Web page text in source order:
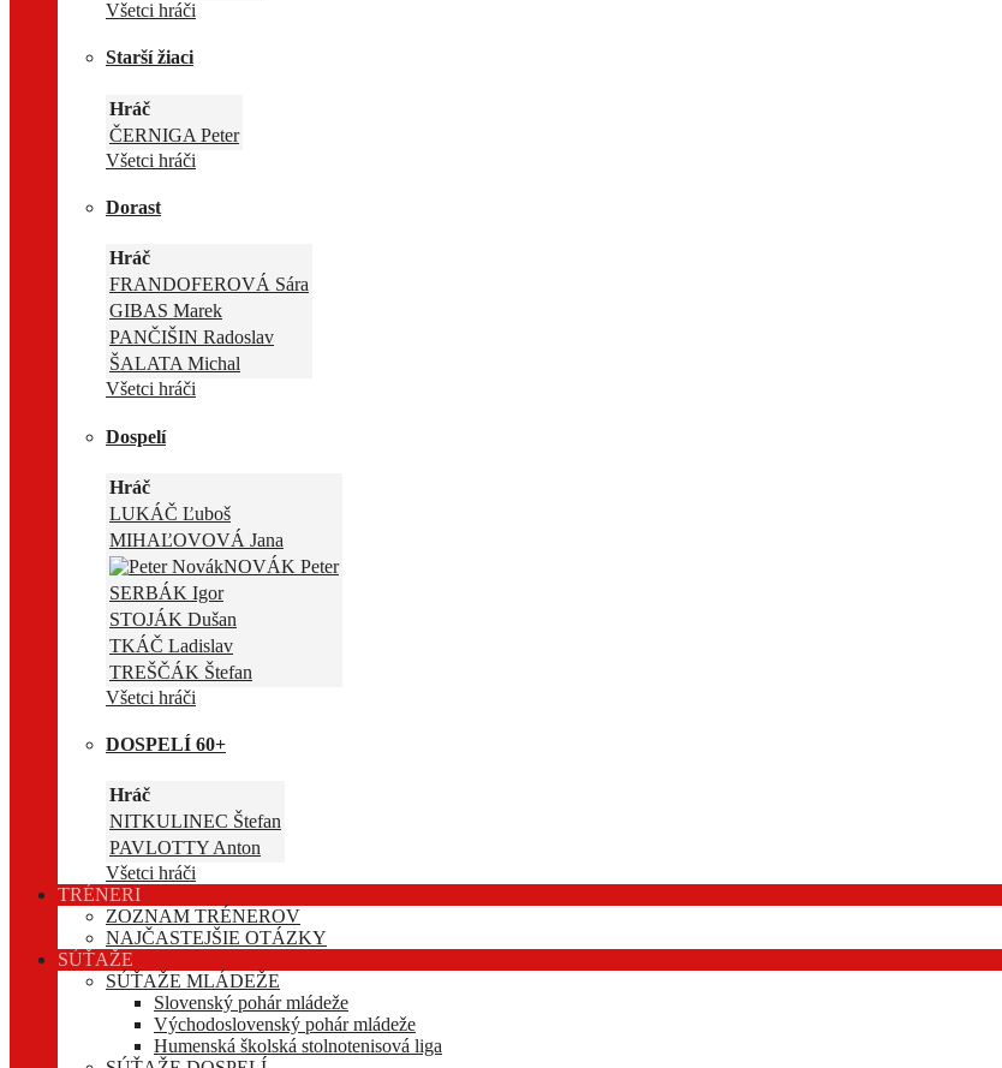
Všetci hráči
Starší žiaci
Hráč
ČERNIGA Peter
Všetci hráči
Dorast
Hráč
FRANDOFEROVÁ Sára
GIBAS Marek
PANČIŠIN Radoslav
ŠALATA Michal
Všetci hráči
Dospelí
Hráč
LUKÁČ Ľuboš
MIHAĽOVOVÁ Jana
NOVÁK Peter
SERBÁK Igor
STOJÁK Dušan
TKÁČ Ladislav
TREŠČÁK Štefan
Všetci hráči
DOSPELÍ 60+
Hráč
NITKULINEC Štefan
PAVLOTTY Anton
Všetci hráči
TRÉNERI
ZOZNAM TRÉNEROV
NAJČASTEJŠIE OTÁZKY
SÚŤAŽE
SÚŤAŽE MLÁDEŽE
Slovenský pohár mládeže
Východoslovenský pohár mládeže
Humenská školská stolnotenisová liga